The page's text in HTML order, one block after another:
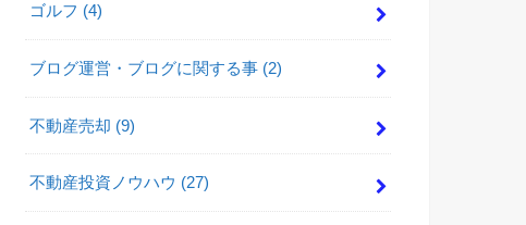
ゴルフ (4)
ブログ運営・ブログに関する事 (2)
不動産売却 (9)
不動産投資ノウハウ (27)